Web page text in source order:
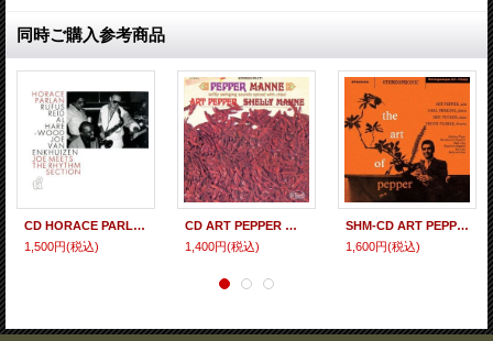
同時ご購入参考商品
CD HORACE PARLAN ホレス・パーラン / Joe Meets The Rhythm Section ジョー・ミーツ・ザ・リズム・セクション
1,500円(税込)
CD ART PEPPER アート・ペッパー / PEPPER MANNE ペッパー・マン
1,400円(税込)
SHM-CD ART PEPPER アート・ペッパー / THE ART OF PEPPER ジ・アート・オブ・ペッパー
1,600円(税込)